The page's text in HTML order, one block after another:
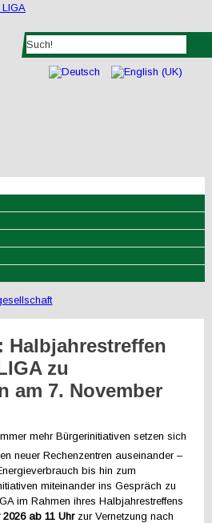
Halbjahrestreffen
zu
am 7. November
mehr Bürgerinitiativen setzen sich
neuer Rechenzentren auseinander –
bis hin zum
miteinander ins Gespräch zu
im Rahmen ihres Halbjahrestreffens
ab 11 Uhrzur Vernetzung nach